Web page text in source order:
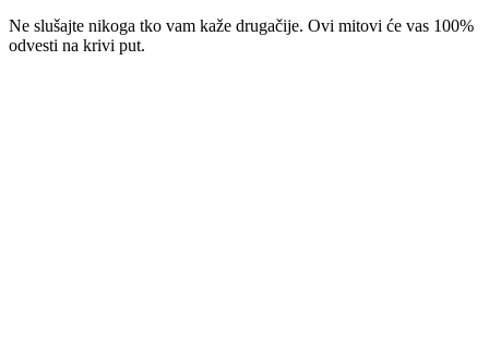
Ne slušajte nikoga tko vam kaže drugačije. Ovi mitovi će vas 100%
odvesti na krivi put.